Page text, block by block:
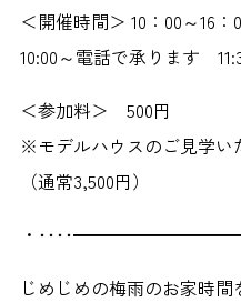
＜開催時間＞ 10：00～16：
10:00～電話で承ります
＜参加料＞ 500円
※モデルハウスのご見学い
（通常3,500円）
・････━━━━━━━━━━
じめじめの梅雨のお家時